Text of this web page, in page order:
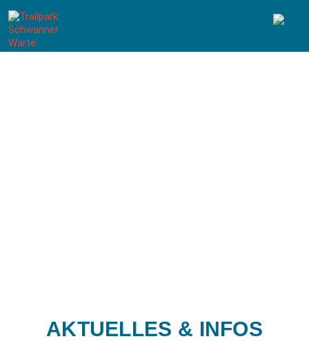
AKTUELLES & INFOS